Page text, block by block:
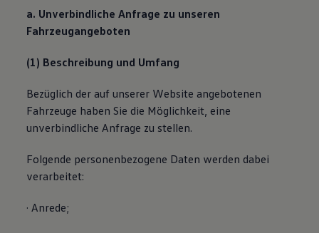
a. Unverbindliche Anfrage zu unseren
Fahrzeugangeboten
(1) Beschreibung und Umfang
Bezüglich der auf unserer Website angebotenen
Fahrzeuge haben Sie die Möglichkeit, eine
unverbindliche Anfrage zu stellen.
Folgende personenbezogene Daten werden dabei
verarbeitet:
· Anrede;